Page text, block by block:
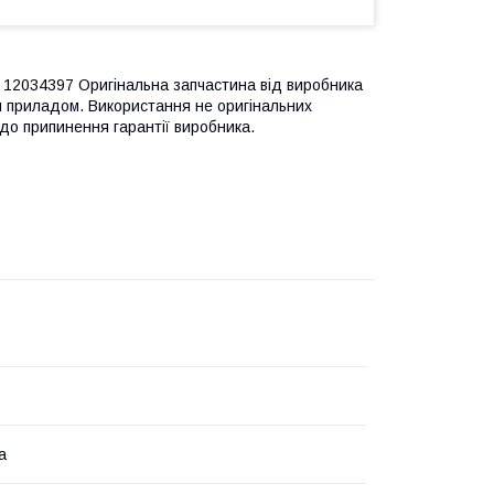
Оригінальна запчастина від виробника
Використання не оригінальних
припинення гарантії виробника.